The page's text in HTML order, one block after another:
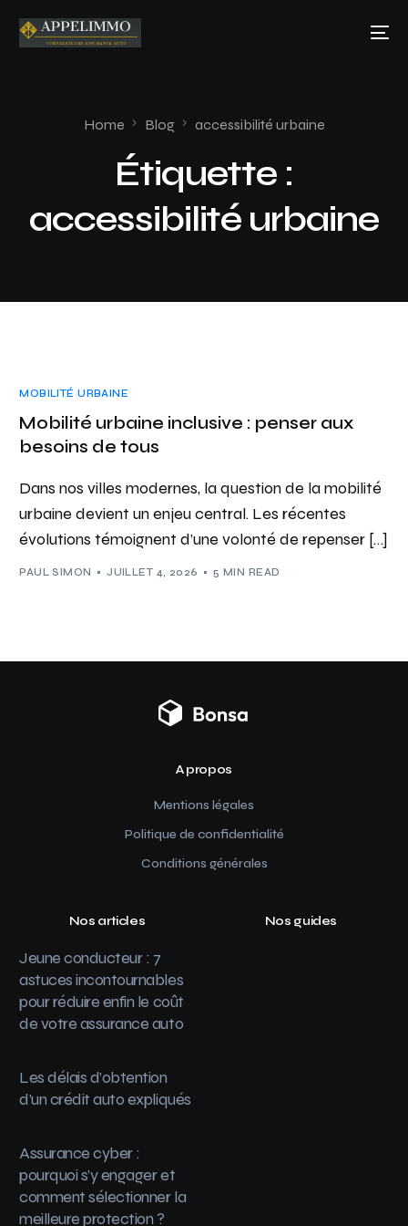
Home Blog accessibilité urbaine
Étiquette :
accessibilité urbaine
MOBILITÉ URBAINE
Mobilité urbaine inclusive : penser aux
besoins de tous
Dans nos villes modernes, la question de la mobilité
urbaine devient un enjeu central. Les récentes
évolutions témoignent d’une volonté de repenser […]
PAUL SIMON JUILLET 4, 2026 5 MIN READ
A propos
Mentions légales
Politique de confidentialité
Conditions générales
Nos articles
Jeune conducteur : 7
astuces incontournables
pour réduire enfin le coût
de votre assurance auto
Les délais d’obtention
d’un crédit auto expliqués
Assurance cyber :
pourquoi s’y engager et
comment sélectionner la
meilleure protection ?
Nos guides